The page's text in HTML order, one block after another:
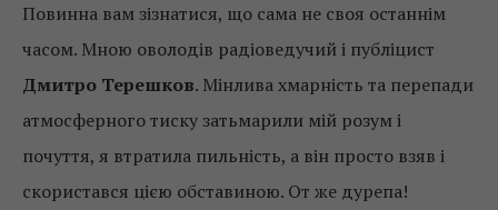
Повинна вам зізнатися, що сама не своя останнім
часом. Мною оволодів радіоведучий і публіцист
Дмитро Терешков. Мінлива хмарність та перепади
атмосферного тиску затьмарили мій розум і
почуття, я втратила пильність, а він просто взяв і
скористався цією обставиною. От же дурепа!